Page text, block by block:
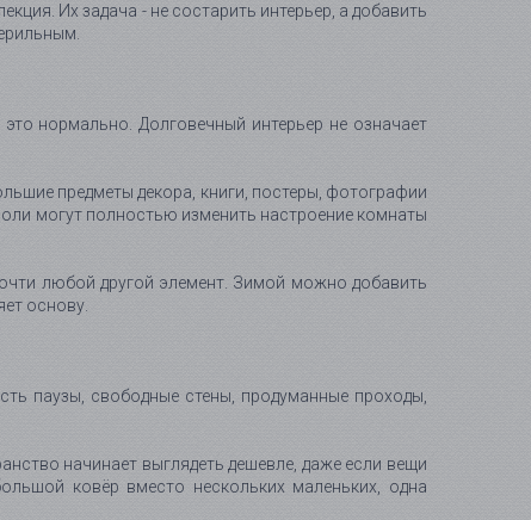
Их задача - не состарить интерьер, а добавить
нормально. Долговечный интерьер не означает
предметы декора, книги, постеры, фотографии
могут полностью изменить настроение комнаты
любой другой элемент. Зимой можно добавить
основу.
паузы, свободные стены, продуманные проходы,
начинает выглядеть дешевле, даже если вещи
ковёр вместо нескольких маленьких, одна